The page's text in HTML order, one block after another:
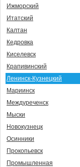
Ижморский
Итатский
Калтан
Кедровка
Киселевск
Крапивинский
Ленинск-Кузнецкий
Мариинск
Междуреченск
Мыски
Новокузнецк
Осинники
Прокопьевск
Промышленная